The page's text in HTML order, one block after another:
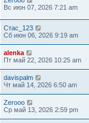
Вс июн 07, 2026 7:21 am
Стас_123
Сб июн 06, 2026 9:19 am
alenka
Пт май 22, 2026 10:25 am
davispalm
Чт май 14, 2026 6:50 am
Zerooo
Ср май 13, 2026 2:59 pm